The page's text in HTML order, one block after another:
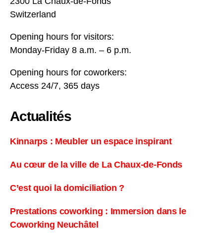
Switzerland
Opening hours for visitors:
Monday-Friday 8 a.m. – 6 p.m.
Opening hours for coworkers:
Access 24/7, 365 days
Actualités
Kinnarps : Meubler un espace inspirant
Au cœur de la ville de La Chaux-de-Fonds
C’est quoi la domiciliation ?
Prestations coworking : Immersion dans le
Coworking Neuchâtel